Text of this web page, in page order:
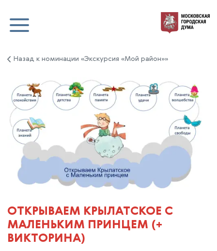
Назад к номинации «Экскурсия «Мой район»»
ОТКРЫВАЕМ КРЫЛАТСКОЕ С
МАЛЕНЬКИМ ПРИНЦЕМ (+
ВИКТОРИНА)